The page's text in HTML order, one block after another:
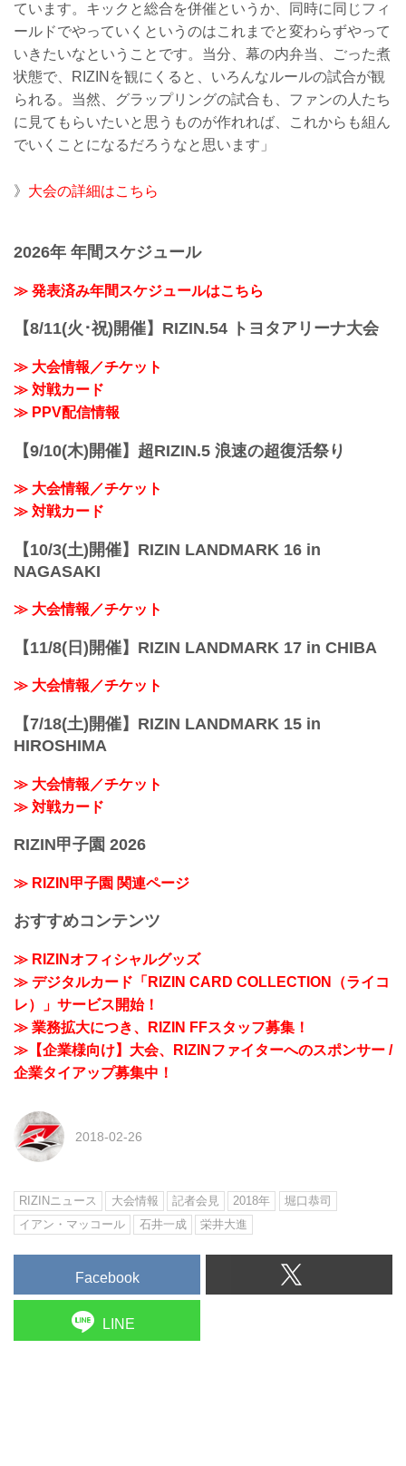
ています。キックと総合を併催というか、同時に同じフィ
ールドでやっていくというのはこれまでと変わらずやって
いきたいなということです。当分、幕の内弁当、ごった煮
状態で、RIZINを観にくると、いろんなルールの試合が観
られる。当然、グラップリングの試合も、ファンの人たち
に見てもらいたいと思うものが作れれば、これからも組ん
でいくことになるだろうなと思います」
》 大会の詳細はこちら
2026年 年間スケジュール
≫ 発表済み年間スケジュールはこちら
【8/11(火･祝)開催】RIZIN.54 トヨタアリーナ大会
≫ 大会情報／チケット
≫ 対戦カード
≫ PPV配信情報
【9/10(木)開催】超RIZIN.5 浪速の超復活祭り
≫ 大会情報／チケット
≫ 対戦カード
【10/3(土)開催】RIZIN LANDMARK 16 in
NAGASAKI
≫ 大会情報／チケット
【11/8(日)開催】RIZIN LANDMARK 17 in CHIBA
≫ 大会情報／チケット
【7/18(土)開催】RIZIN LANDMARK 15 in
HIROSHIMA
≫ 大会情報／チケット
≫ 対戦カード
RIZIN甲子園 2026
≫ RIZIN甲子園 関連ページ
おすすめコンテンツ
≫ RIZINオフィシャルグッズ
≫ デジタルカード「RIZIN CARD COLLECTION（ライコ
レ）」サービス開始！
≫ 業務拡大につき、RIZIN FFスタッフ募集！
≫【企業様向け】大会、RIZINファイターへのスポンサー /
企業タイアップ募集中！
2018-02-26
RIZINニュース 大会情報 記者会見 2018年
堀口恭司
イアン・マッコール
石井一成 栄井大進
Facebook
LINE